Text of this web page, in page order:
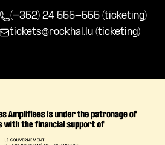
(+352) 24 555-555 (ticketing)
tickets@rockhal.lu (ticketing)